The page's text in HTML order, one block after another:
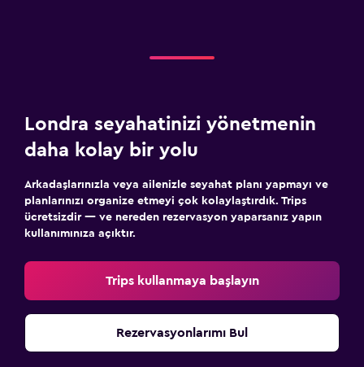
Londra seyahatinizi yönetmenin
daha kolay bir yolu
Arkadaşlarınızla veya ailenizle seyahat planı yapmayı ve
planlarınızı organize etmeyi çok kolaylaştırdık. Trips
ücretsizdir — ve nereden rezervasyon yaparsanız yapın
kullanımınıza açıktır.
Trips kullanmaya başlayın
Rezervasyonlarımı Bul